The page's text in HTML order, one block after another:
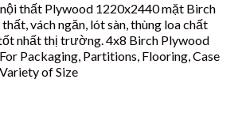
nội thất Plywood 1220x2440 mặt Birch
thất, vách ngăn, lót sàn, thùng loa chất
nhất thị trường. 4x8 Birch Plywood
Packaging, Partitions, Flooring, Case
of Size